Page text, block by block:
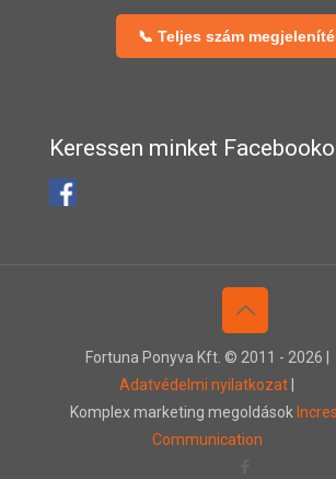
📞 Teljes szám
Keressen minket
Fortuna Ponyva Kft. © 2011 - 2026 |
Adatvédelmi nyilatkozat
Komplex marketing megoldások
Communication